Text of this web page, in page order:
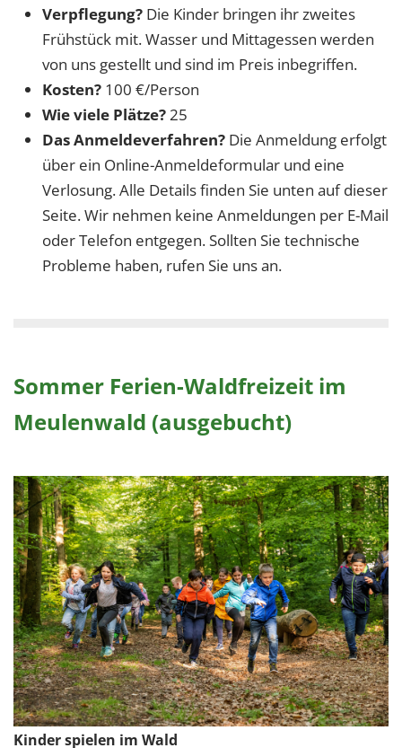
Verpflegung? Die Kinder bringen ihr zweites
Frühstück mit. Wasser und Mittagessen werden
von uns gestellt und sind im Preis inbegriffen.
Kosten? 100 €/Person
Wie viele Plätze?25
Das Anmeldeverfahren? Die Anmeldung erfolgt
über ein Online-Anmeldeformular und eine
Verlosung. Alle Details finden Sie unten auf dieser
Seite. Wir nehmen keine Anmeldungen per E-Mail
oder Telefon entgegen. Sollten Sie technische
Probleme haben, rufen Sie uns an.
Sommer Ferien-Waldfreizeit im
Meulenwald (ausgebucht)
Kinder spielen im Wald